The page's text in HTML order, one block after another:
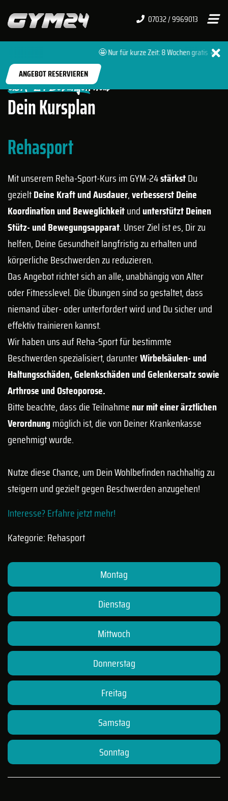
07032 / 9969013
🤩 Nur für kurze Zeit: 8 Wochen gratis 🔥 +
ANGEBOT RESERVIEREN
BÖBLINGEN HULB
Dein Kursplan
GYM-24 Böblingen Hulb
Rehasport
Mit unserem Reha-Sport-Kurs im GYM-24stärkstDu
gezieltDeine Kraft und Ausdauer,verbesserst Deine
Koordination und Beweglichkeitundunterstützt Deinen
Stütz- und Bewegungsapparat. Unser Ziel ist es, Dir zu
helfen, Deine Gesundheit langfristig zu erhalten und
körperliche Beschwerden zu reduzieren.
Das Angebot richtet sich an alle, unabhängig von Alter
oder Fitnesslevel. Die Übungen sind so gestaltet, dass
niemand über- oder unterfordert wird und Du sicher und
effektiv trainieren kannst.
Wir haben uns auf Reha-Sport für bestimmte
Beschwerden spezialisiert, darunterWirbelsäulen- und
Haltungsschäden, Gelenkschäden und Gelenkersatz sowie
Arthrose und Osteoporose.
Bitte beachte, dass die Teilnahmenur mit einer ärztlichen
Verordnungmöglich ist, die von Deiner Krankenkasse
genehmigt wurde.
Nutze diese Chance, um Dein Wohlbefinden nachhaltig zu
steigern und gezielt gegen Beschwerden anzugehen!
Interesse? Erfahre jetzt mehr!
Kategorie: Rehasport
Montag
Dienstag
Mittwoch
Donnerstag
Freitag
Samstag
Sonntag